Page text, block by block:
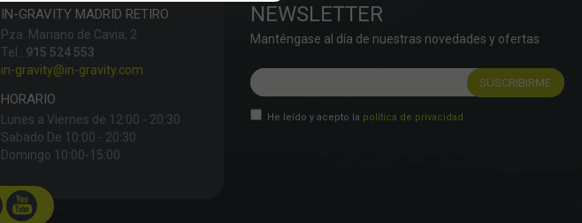
IN-GRAVITY MADRID RETIRO
Pza. Mariano de Cavia, 2
Tel.: 915 524 553
in-gravity@in-gravity.com
HORARIO
Lunes a Viernes de 12:00 - 20:30
Sabado De 10:00 - 20:30
Domingo 10:00-15:00
NEWSLETTER
Manténgase al día de nuestras novedades y ofertas
He leído y acepto la política de privacidad